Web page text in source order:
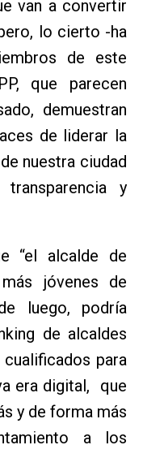
van a convertir
lo cierto -ha
de este
que parecen
demuestran
de liderar la
nuestra ciudad
y
“el alcalde de
jóvenes de
luego, podría
de alcaldes
para
era digital, que
y de forma más
a los